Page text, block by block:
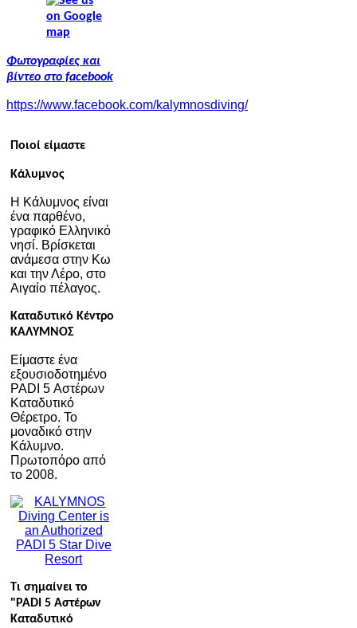
Φωτογραφίες και
βίντεο στο facebook
https://www.facebook.com/kalymnosdiving/
Ποιοί είμαστε
Κάλυμνος
Η Κάλυμνος είναι
ένα παρθένο,
γραφικό Ελληνικό
νησί. Βρίσκεται
ανάμεσα στην Κω
και την Λέρο, στο
Αιγαίο πέλαγος.
Καταδυτικό Κέντρο
ΚΑΛΥΜΝΟΣ
Είμαστε ένα
εξουσιοδοτημένο
PADI 5 Αστέρων
Καταδυτικό
Θέρετρο. Το
μοναδικό στην
Κάλυμνο.
Πρωτοπόρο από
το 2008.
Τι σημαίνει το
"PADI 5 Αστέρων
Καταδυτικό